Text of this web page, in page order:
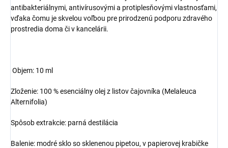
antibakteriálnymi, antivírusovými a protiplesňovými vlastnosťami,
vďaka čomu je skvelou voľbou pre prirodzenú podporu zdravého
prostredia doma či v kancelárii.
Objem: 10 ml
Zloženie: 100 % esenciálny olej z listov čajovníka (Melaleuca
Alternifolia)
Spôsob extrakcie: parná destilácia
Balenie: modré sklo so sklenenou pipetou, v papierovej krabičke